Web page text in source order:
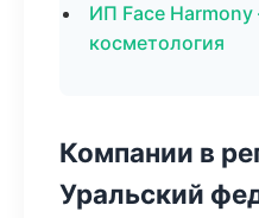
ИП Face
косметология
Компании в
Уральский